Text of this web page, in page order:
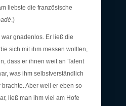
liebste die französische
.)
gnadenlos. Er ließ die
sich mit ihm messen wollten,
dass er ihnen weit an Talent
was ihm selbstverständlich
Aber weil er eben so
ließ man ihm viel am Hofe